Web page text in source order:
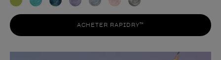
ACHETER RAPIDRY™